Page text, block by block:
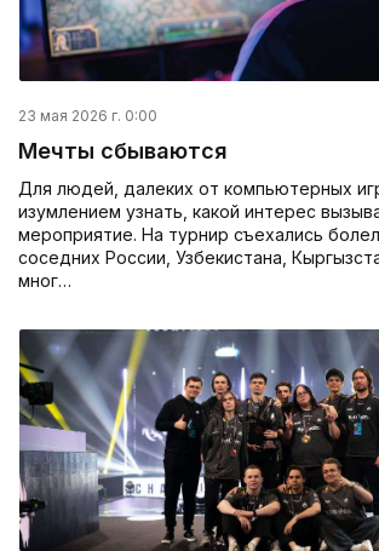
23 мая 2026 г. 0:00
Мечты сбываются
Для людей, далеких от компьютерных
изумлением узнать, какой интерес
мероприятие. На турнир съехались
соседних России, Узбекистана,
мног…